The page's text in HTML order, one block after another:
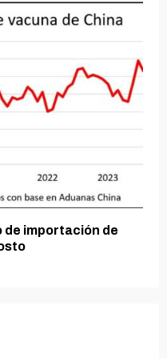
de importación de